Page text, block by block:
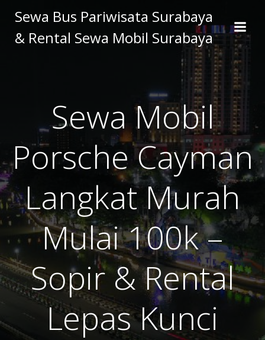
to
content
Sewa Bus Pariwisata Surabaya
& Rental Sewa Mobil Surabaya
Sewa Mobil
Porsche Cayman
Langkat Murah
Mulai 100k –
Sopir & Rental
Lepas Kunci